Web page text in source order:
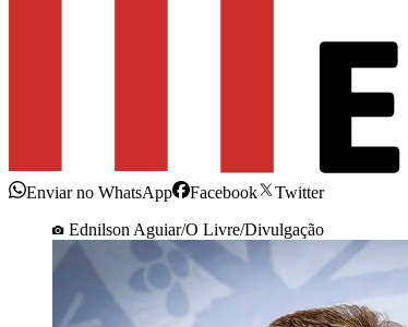
Enviar no WhatsApp Facebook
Twitter
Ednilson Aguiar/O Livre/Divulgação